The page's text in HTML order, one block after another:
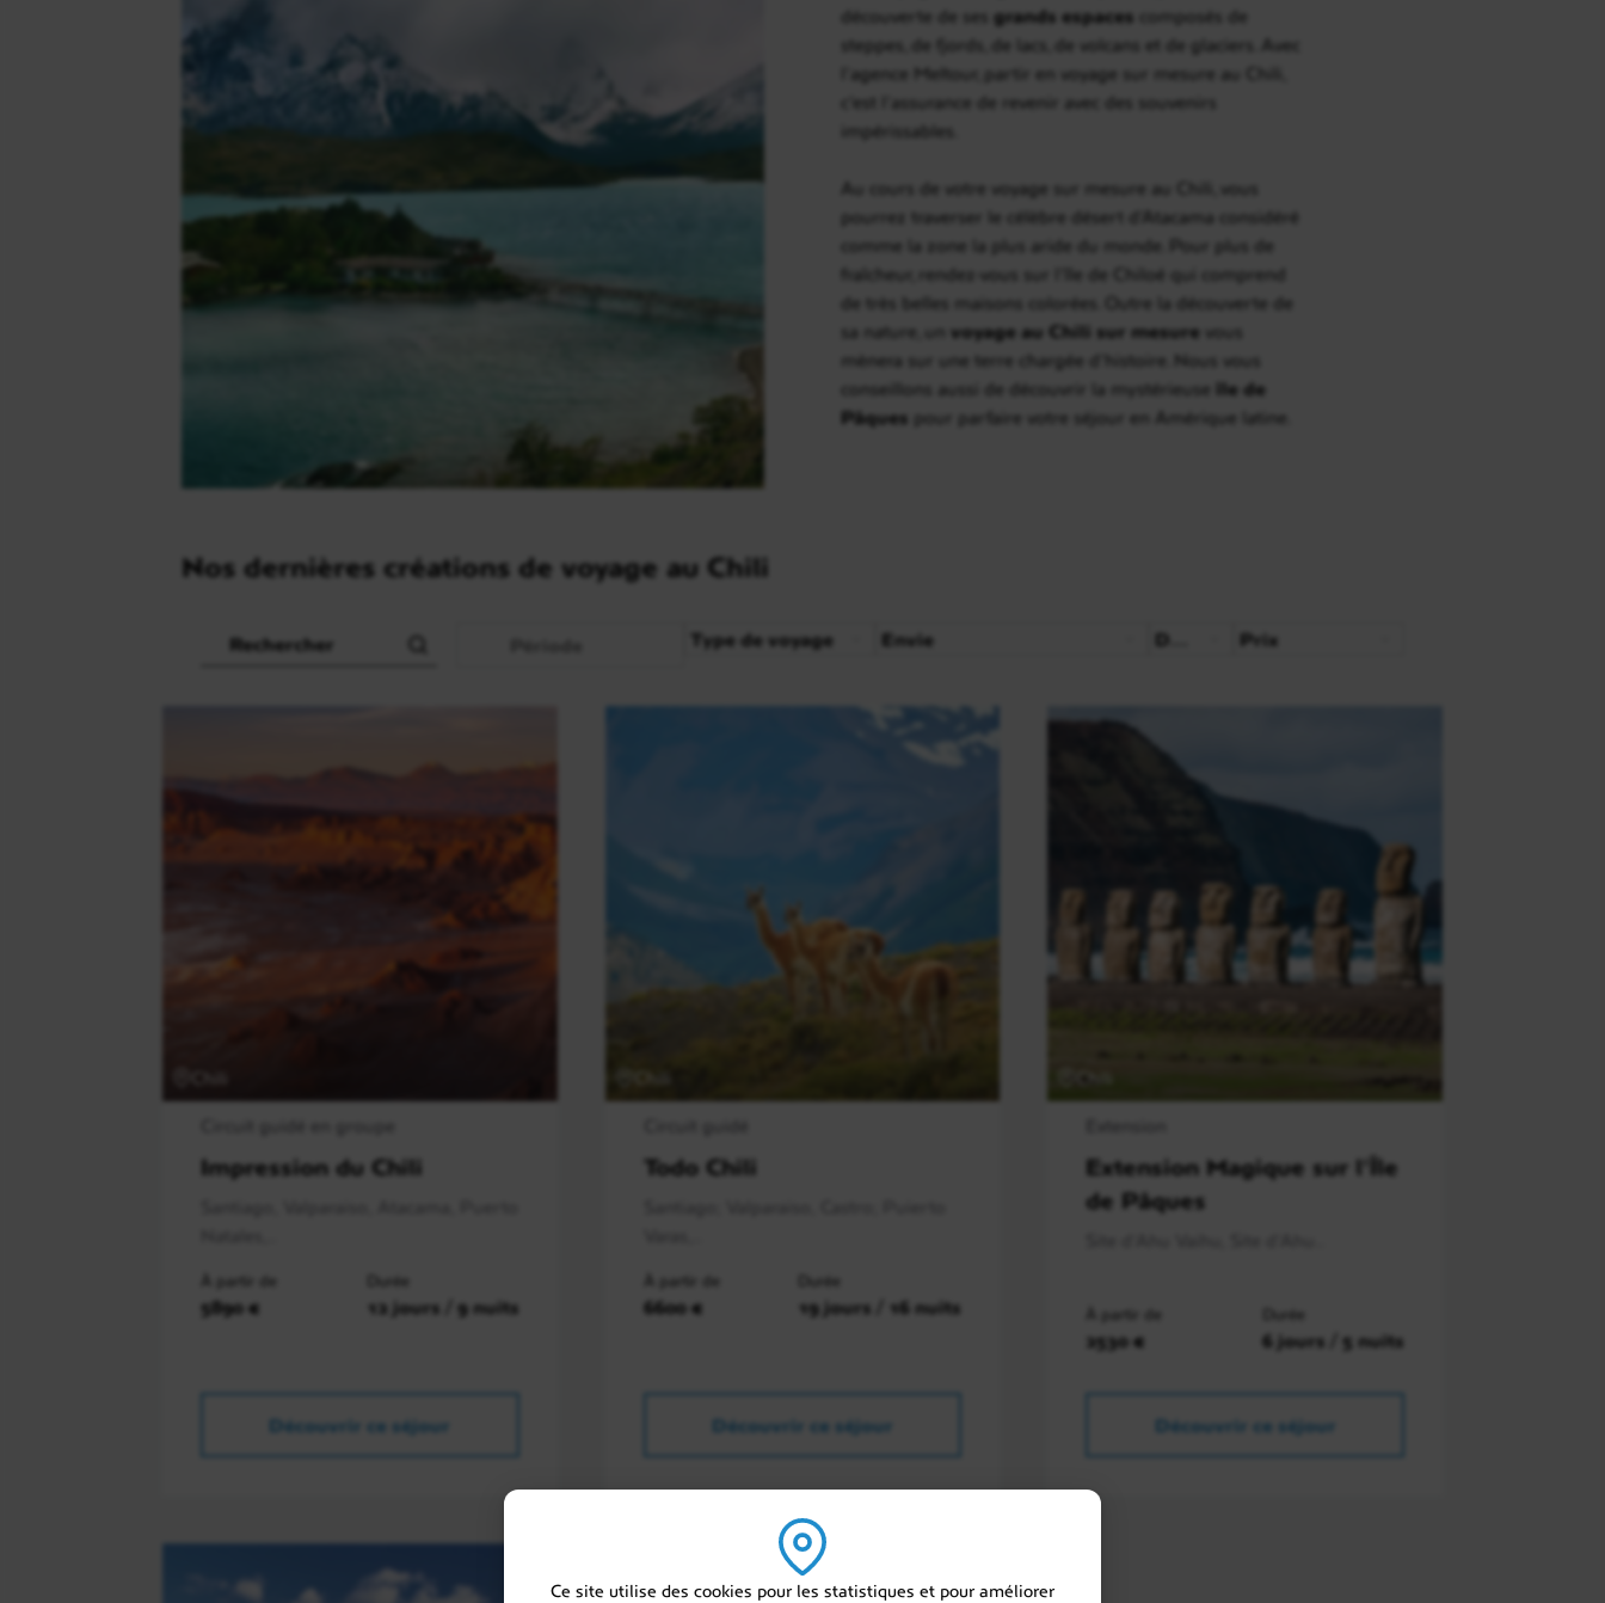
Ce site utilise des cookies pour les statistiques et pour améliorer
découverte de ses grands espaces composés de
steppes, de fjords, de lacs, de volcans et de glaciers. Avec
l’agence Meltour, partir en voyage sur mesure au Chili,
c’est l’assurance de revenir avec des souvenirs
impérissables.
Au cours de votre voyage sur mesure au Chili, vous
pourrez traverser le célèbre désert d’Atacama considéré
comme la zone la plus aride du monde. Pour plus de
fraîcheur, rendez-vous sur l’île de Chiloé qui comprend
de très belles maisons colorées. Outre la découverte de
sa nature, un voyage au Chili sur mesure vous
mènera sur une terre chargée d’histoire. Nous vous
conseillons aussi de découvrir la mystérieuse île de
Pâques pour parfaire votre séjour en Amérique latine.
Nos dernières créations de voyage au Chili
Recherche Type de voyage Envie Durée Prix
Impression du Chili
À partir de
5890 €
Durée
12 jours / 9 nuits
Découvrir ce séjour
Todo Chili
À partir de
6600 €
Durée
19 jours / 16 nuits
Découvrir ce séjour
Extension Magique sur l'Île
de Pâques
À partir de
2530 €
Durée
6 jours / 5 nuits
Découvrir ce séjour